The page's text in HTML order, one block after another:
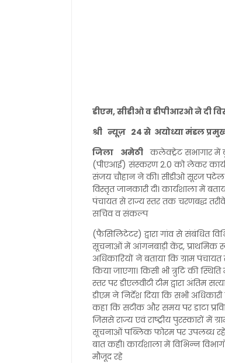
डीएम, सीडीओ व डीपीआरओ ने दी
श्री न्यूज़ 24 से अयोध्या मंडल
जिला अमेठी कलेक्ट्रेट सभागार में
(पीएआई) संस्करण 2.0 को लेकर
संजय चौहान ने की। सीडीओ सूरज पटेल
विस्तृत जानकारी दी। कार्यशाला में
पंचायत से राज्य स्तर तक चरणबद्ध
सचिव व संकल्प
(फैसिलिटेटर) द्वारा गांव से संबंधित
सूचनाओं में आंगनबाड़ी केंद्र, प्राथमिक
अधिकारियों ने बताया कि ग्राम पंचायत
किया जाएगा। किसी भी त्रुटि की
स्तर पर डीएलवीटी टीम द्वारा अंतिम
डीएम ने निर्देश दिया कि सभी
कहा कि सटीक और समय पर डाटा
जिससे राज्य एवं राष्ट्रीय पुरस्कारों में
सूचनाओं पब्लिक फोरम पर उपलब्ध
बात कही। कार्यशाला में विभिन्न
मौजूद रहे